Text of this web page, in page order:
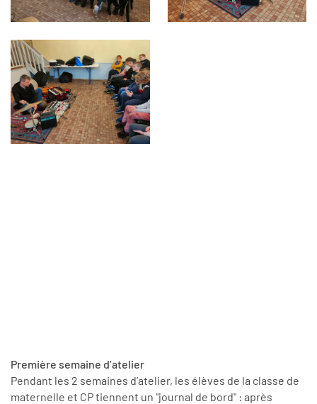
Première semaine d’atelier
Pendant les 2 semaines d’atelier, les élèves de la classe de
maternelle et CP tiennent un "journal de bord" : après